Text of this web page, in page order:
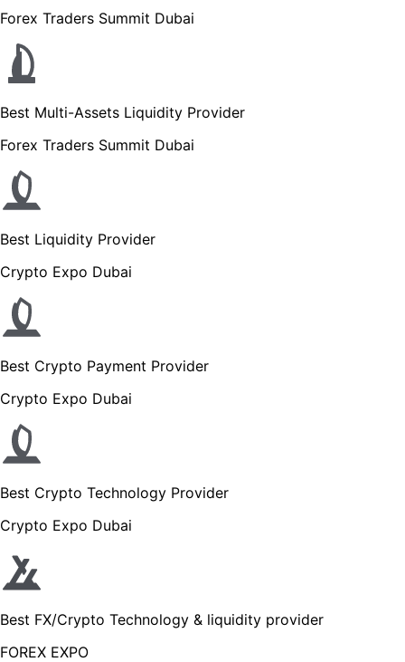
Forex Traders Summit Dubai
Best Multi-Assets Liquidity Provider
Forex Traders Summit Dubai
Best Liquidity Provider
Crypto Expo Dubai
Best Crypto Payment Provider
Crypto Expo Dubai
Best Crypto Technology Provider
Crypto Expo Dubai
Best FX/Crypto Technology & liquidity provider
FOREX EXPO